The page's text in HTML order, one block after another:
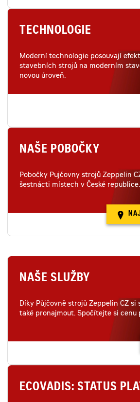
TECHNOLOGIE
Moderní technologie posouvají
stavebních strojů na moderním
novou úroveň.
NAŠE POBOČKY
Pobočky Pujčovny strojů Zeppelin
šestnácti místech v České republice.
NAŠE SLUŽBY
Díky Půjčovně strojů Zeppelin CZ si
také pronajmout. Spočítejte si cenu
ECOVADIS: STATUS